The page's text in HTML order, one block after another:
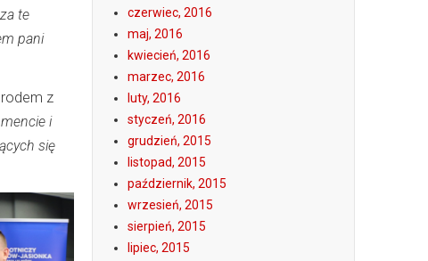
te
pani
z
i
się
czerwiec, 2016
maj, 2016
kwiecień, 2016
marzec, 2016
luty, 2016
styczeń, 2016
grudzień, 2015
listopad, 2015
październik, 2015
wrzesień, 2015
sierpień, 2015
lipiec, 2015